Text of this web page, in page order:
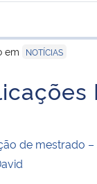
em
NOTÍCIAS
de mestrado